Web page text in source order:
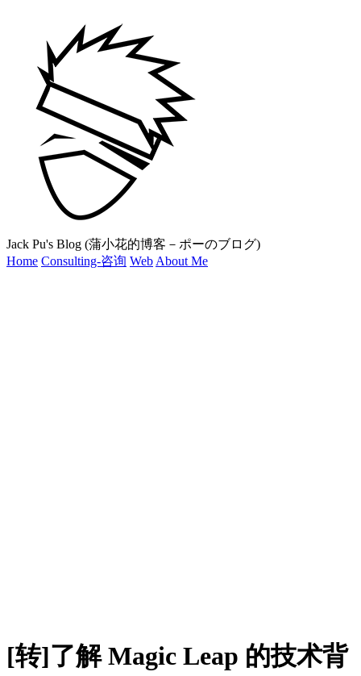
Jack Pu's Blog (蒲小花的博客－ポーのブログ)
Home Consulting-咨询 Web About Me
[转]了解 Magic Leap 的技术背